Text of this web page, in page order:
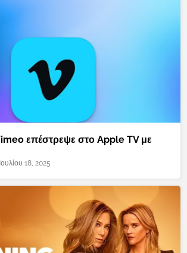
επέστρεψε στο Apple TV με
Ιουλίου 18, 2025